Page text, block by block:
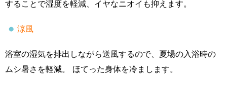
することで湿度を軽減、イヤなニオイも抑えます。
涼風
浴室の湿気を排出しながら送風するので、夏場の入浴時の
ムシ暑さを軽減。 ほてった身体を冷まします。